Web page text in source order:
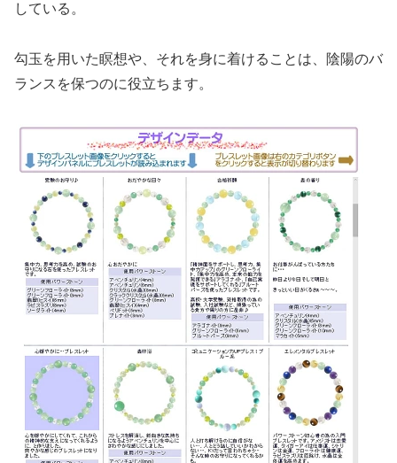
している。
勾玉を用いた瞑想や、それを身に着けることは、陰陽のバ
ランスを保つのに役立ちます。